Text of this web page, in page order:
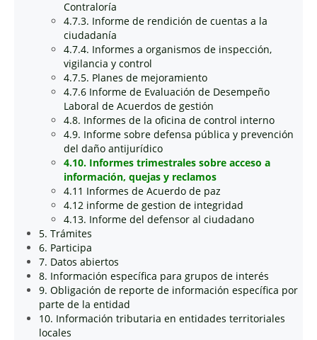
Contraloría
4.7.3. Informe de rendición de cuentas a la
ciudadanía
4.7.4. Informes a organismos de inspección,
vigilancia y control
4.7.5. Planes de mejoramiento
4.7.6 Informe de Evaluación de Desempeño
Laboral de Acuerdos de gestión
4.8. Informes de la oficina de control interno
4.9. Informe sobre defensa pública y prevención
del daño antijurídico
4.10. Informes trimestrales sobre acceso a
información, quejas y reclamos
4.11 Informes de Acuerdo de paz
4.12 informe de gestion de integridad
4.13. Informe del defensor al ciudadano
5. Trámites
6. Participa
7. Datos abiertos
8. Información específica para grupos de interés
9. Obligación de reporte de información específica por
parte de la entidad
10. Información tributaria en entidades territoriales
locales